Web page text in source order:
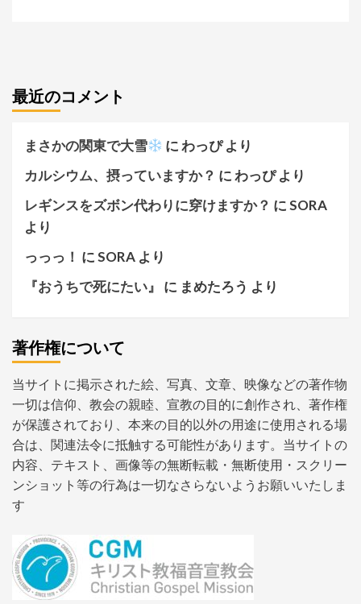
最近のコメント
まさかの関東で大雪 に わっぴより
カルシウム、摂っていますか？ に わっぴより
レギンスをズボン代わりに穿けますか？ にSORA
より
っっっ！ にSORA より
『おうちで死にたい』
に まめたろう より
著作権について
当サイトに掲示された絵、写真、文章、映像などの著作物
一切は信仰、教会の親睦、宣教の目的に創作され、著作権
が保護されており、本来の目的以外の用途に使用される場
合は、関連法令に抵触する可能性があります。当サイトの
内容、テキスト、画像等の無断転載・無断使用・スクリー
ンショット等の行為は一切なさらないようお願いいたしま
す